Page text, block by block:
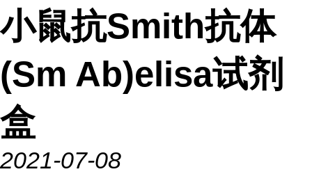
小鼠抗Smith抗体
(Sm Ab)elisa试剂
盒
2021-07-08